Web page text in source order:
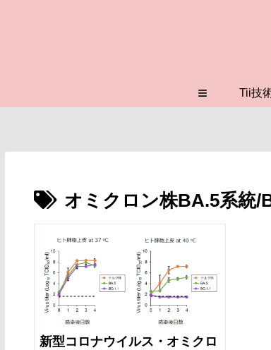
≡ Tii技
オミクロン株BA.5系統/
新型コロナウイルス・オミクロ